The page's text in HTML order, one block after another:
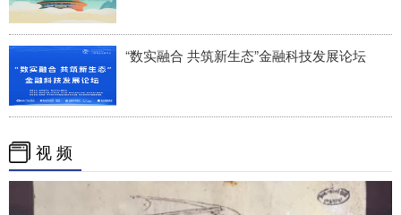
“数实融合 共筑新生态”金融科技发展论坛
视 频